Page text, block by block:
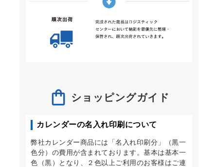
ショッピングガイド
カレンダーの名入れ印刷について
弊社カレンダー商品には「名入れ印刷分」（黒一
色分）の費用が含まれております。基本は基本一
色（黒）となり、２色以上ご利用のお客様はご連